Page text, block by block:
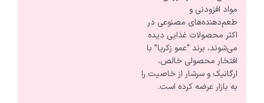
مواد افزودنی و
طعم‌دهنده‌های مصنوعی در
اکثر محصولات غذایی دیده
می‌شوند، برند “عمو زکریا” با
افتخار محصولی خالص،
ارگانیک و سرشار از خاصیت را
به بازار عرضه کرده است.